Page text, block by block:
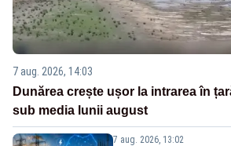
7 aug. 2026, 14:03
Dunărea crește ușor la intrarea în
sub media lunii august
7 aug. 2026, 13:02